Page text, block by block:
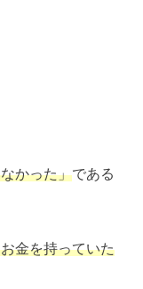
かった」である
金を持っていた